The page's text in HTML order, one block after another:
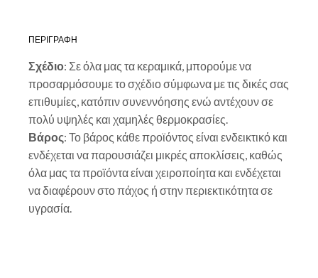
ΠΕΡΙΓΡΑΦΗ
Σχέδιο: Σε όλα μας τα κεραμικά, μπορούμε να
προσαρμόσουμε το σχέδιο σύμφωνα με τις δικές σας
επιθυμίες, κατόπιν συνεννόησης ενώ αντέχουν σε
πολύ υψηλές και χαμηλές θερμοκρασίες.
Βάρος: Το βάρος κάθε προϊόντος είναι ενδεικτικό και
ενδέχεται να παρουσιάζει μικρές αποκλίσεις, καθώς
όλα μας τα προϊόντα είναι χειροποίητα και ενδέχεται
να διαφέρουν στο πάχος ή στην περιεκτικότητα σε
υγρασία.